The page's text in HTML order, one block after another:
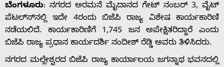
ಬೆಂಗಳೂರು: ನಗರದ ಅರಮನೆ ಮೈದಾನದ ಗೇಟ್ ನಂಬರ್ 3, ವೈಟ್
ಪೆಟಲ್ಸ್‍ನಲ್ಲಿ ಇದೇ 4ರಂದು ಬಿಜೆಪಿ ರಾಜ್ಯ ವಿಶೇಷ ಕಾರ್ಯಕಾರಿಣಿ
ನಡೆಯಲಿದೆ. ಕಾರ್ಯಕಾರಿಣಿಗೆ 1,745 ಜನ ಅಪೇಕ್ಷಿತರಿದ್ದಾರೆ ಎಂದು
ಬಿಜೆಪಿ ರಾಜ್ಯ ಪ್ರಧಾನ ಕಾರ್ಯದರ್ಶಿ ನಂದೀಶ್ ರೆಡ್ಡಿ ಅವರು ತಿಳಿಸಿದರು.
ನಗರದ ಮಲ್ಲೇಶ್ವರದ ಬಿಜೆಪಿ ರಾಜ್ಯ ಕಾರ್ಯಾಲಯ ಜಗನ್ನಾಥ ಭವನದಲ್ಲಿ